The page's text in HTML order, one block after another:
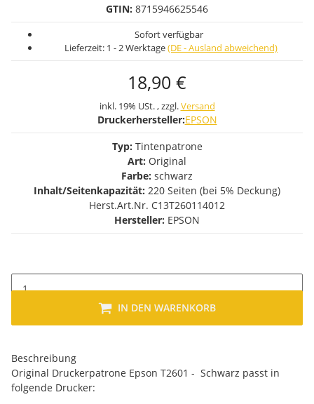
GTIN: 8715946625546
Sofort verfügbar
Lieferzeit: 1 - 2 Werktage(DE - Ausland abweichend)
18,90 €
inkl. 19% USt. , zzgl.Versand
Druckerhersteller:EPSON
Typ: Tintenpatrone
Art: Original
Farbe: schwarz
Inhalt/Seitenkapazität: 220 Seiten (bei 5% Deckung)
Herst.Art.Nr. C13T260114012
Hersteller: EPSON
IN DEN WARENKORB
Beschreibung
Original Druckerpatrone Epson T2601 - Schwarz passt in
folgende Drucker: